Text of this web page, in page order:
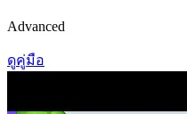
Advanced
ดูคู่มือ